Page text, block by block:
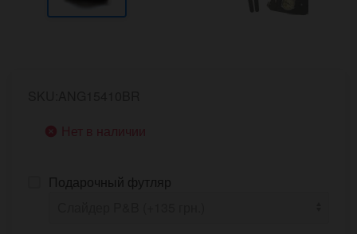
Нет в наличии
Подарочный футляр